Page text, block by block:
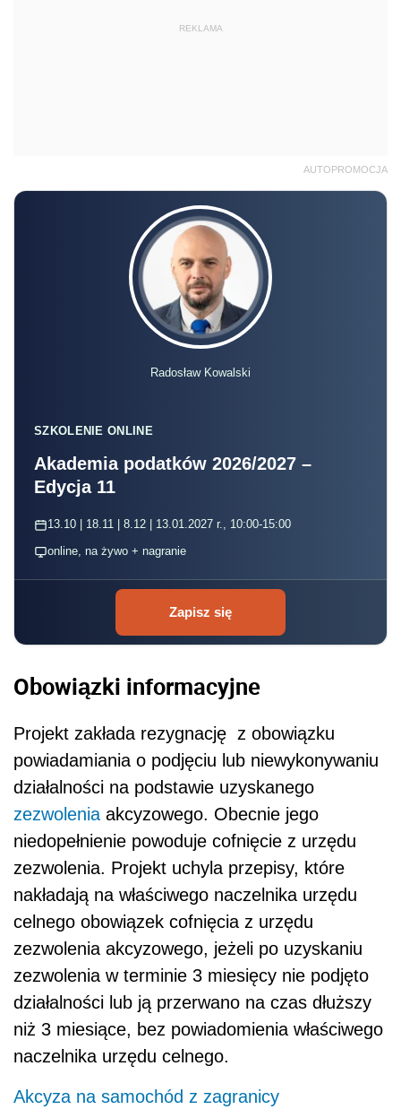
REKLAMA
AUTOPROMOCJA
Radosław Kowalski
SZKOLENIE ONLINE
Akademia podatków 2026/2027 –
Edycja 11
13.10 | 18.11 | 8.12 | 13.01.2027 r., 10:00-15:00
online, na żywo + nagranie
Zapisz się
Obowiązki informacyjne
Projekt zakłada rezygnację z obowiązku
powiadamiania o podjęciu lub niewykonywaniu
działalności na podstawie uzyskanego
zezwolenia akcyzowego. Obecnie jego
niedopełnienie powoduje cofnięcie z urzędu
zezwolenia. Projekt uchyla przepisy, które
nakładają na właściwego naczelnika urzędu
celnego obowiązek cofnięcia z urzędu
zezwolenia akcyzowego, jeżeli po uzyskaniu
zezwolenia w terminie 3 miesięcy nie podjęto
działalności lub ją przerwano na czas dłuższy
niż 3 miesiące, bez powiadomienia właściwego
naczelnika urzędu celnego.
Akcyza na samochód z zagranicy